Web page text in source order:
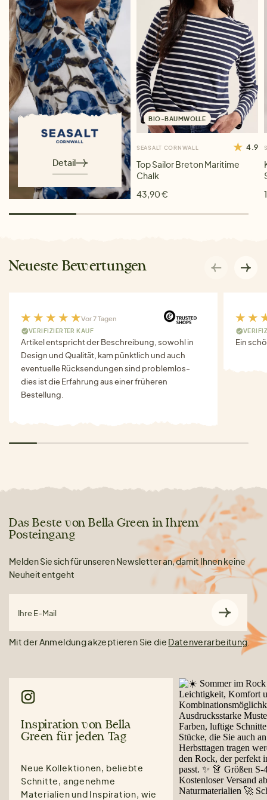
Detail
BIO-BAUMWOLLE
SEASALT CORNWALL 4.9
Top Sailor Breton Maritime
Chalk
43,90 €
Neueste Bewertungen
Vor 7 Tagen
VERIFIZIERTER KAUF
Artikel entspricht der Beschreibung, sowohl in
Design und Qualität, kam pünktlich und auch
eventuelle Rücksendungen sind problemlos-
dies ist die Erfahrung aus einer früheren
Bestellung.
Ein
Das Beste von Bella Green in Ihrem
Posteingang
Melden Sie sich für unseren Newsletter an, damit Ihnen keine
Neuheit entgeht
Ihre E-Mail
Mit der Anmeldung akzeptieren Sie die Datenverarbeitung.
Inspiration von Bella
Green für jeden Tag
Neue Kollektionen, beliebte
Schnitte, angenehme
Materialien und Inspiration, wie